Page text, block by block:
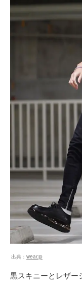
出典： wear.jp
黒スキニーとレザー